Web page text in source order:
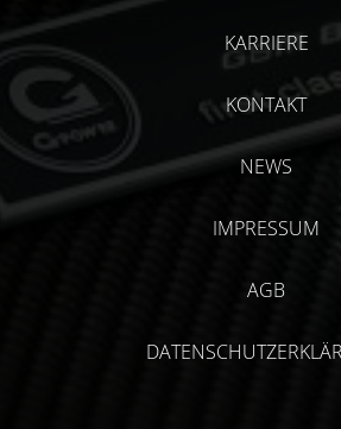
KARRIERE
KONTAKT
NEWS
IMPRESSUM
AGB